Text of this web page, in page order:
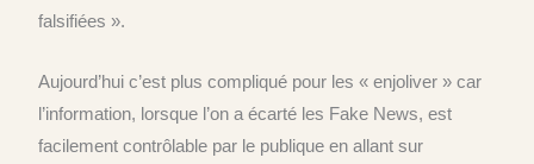
falsifiées ».
Aujourd’hui c’est plus compliqué pour les « enjoliver » car
l’information, lorsque l’on a écarté les Fake News, est
facilement contrôlable par le publique en allant sur